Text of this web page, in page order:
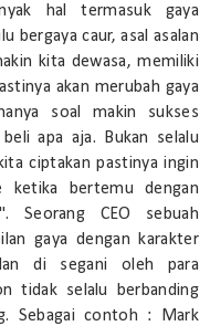
hal termasuk gaya
bergaya caur, asal asalan
kita dewasa, memiliki
akan merubah gaya
soal makin sukses
apa aja. Bukan selalu
ciptakan pastinya ingin
ketika bertemu dengan
CEO sebuah
gaya dengan karakter
di segani oleh para
tidak selalu berbanding
Sebagai contoh : Mark